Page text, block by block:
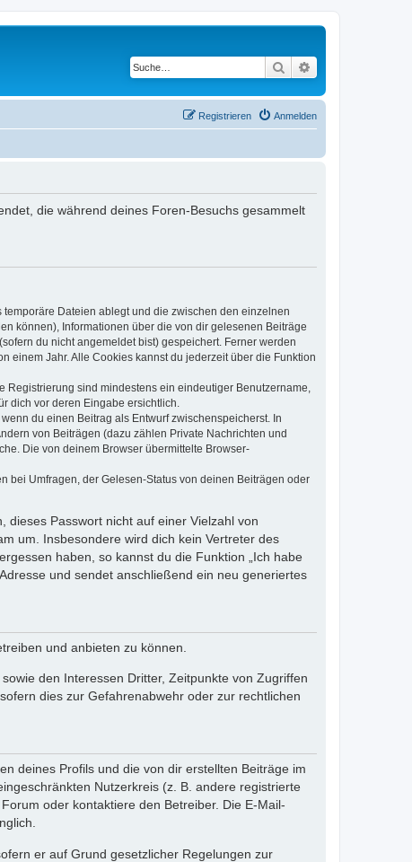
Suche
Anmelden
Registrieren
die während deines Foren-Besuchs gesammelt
Dateien ablegt und die zwischen den einzelnen
können), Informationen über die von dir gelesenen Beiträge
du nicht angemeldet bist) gespeichert. Ferner werden
einem Jahr. Alle Cookies kannst du jederzeit über die Funktion
sind mindestens ein eindeutiger Benutzername,
dich vor deren Eingabe ersichtlich.
du einen Beitrag als Entwurf zwischenspeicherst. In
von Beiträgen (dazu zählen Private Nachrichten und
Die von deinem Browser übermittelte Browser-
bei Umfragen, der Gelesen-Status von deinen Beiträgen oder
dieses Passwort nicht auf einer Vielzahl von
um. Insbesondere wird dich kein Vertreter des
haben, so kannst du die Funktion „Ich habe
und sendet anschließend ein neu generiertes
und anbieten zu können.
den Interessen Dritter, Zeitpunkte von Zugriffen
dies zur Gefahrenabwehr oder zur rechtlichen
deines Profils und die von dir erstellten Beiträge im
Nutzerkreis (z. B. andere registrierte
oder kontaktiere den Betreiber. Die E-Mail-
er auf Grund gesetzlicher Regelungen zur